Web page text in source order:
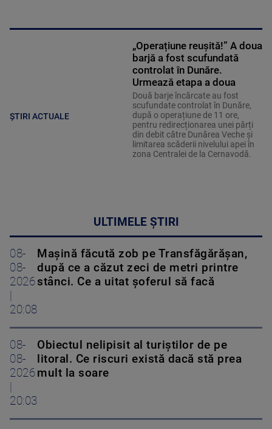
ȘTIRI ACTUALE
„Operațiune reușită!” A doua
barjă a fost scufundată
controlat în Dunăre.
Urmează etapa a doua
Două barje încărcate au fost
scufundate controlat în Dunăre,
după o operațiune de 11 ore,
pentru redirecționarea unei părți
din debit către Dunărea Veche și
limitarea scăderii nivelului apei în
zona Centralei de la Cernavodă.
ULTIMELE ȘTIRI
08-
08-
2026
20:08
Mașină făcută zob pe Transfăgărășan,
după ce a căzut zeci de metri printre
stânci. Ce a uitat șoferul să facă
08-
08-
2026
20:03
Obiectul nelipisit al turiștilor de pe
litoral. Ce riscuri există dacă stă prea
mult la soare